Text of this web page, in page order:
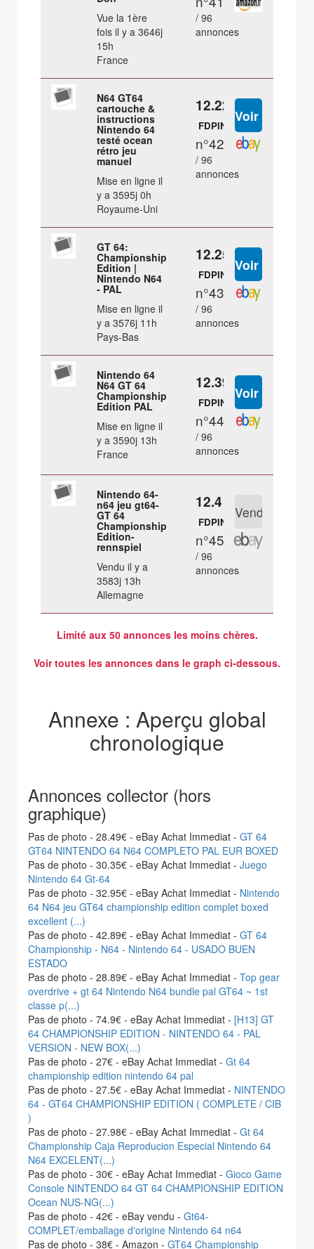
Vue la 1ère
fois il y a 3646j
15h
France
/ 96
annonces
N64 GT64
cartouche &
instructions
Nintendo 64
testé ocean
rétro jeu
manuel
Mise en ligne il
y a 3595j 0h
Royaume-Uni
12.22 €
FDPIN
n°42
/ 96
annonces
GT 64:
Championship
Edition |
Nintendo N64
- PAL
Mise en ligne il
y a 3576j 11h
Pays-Bas
12.25 €
FDPIN
n°43
/ 96
annonces
Nintendo 64
N64 GT 64
Championship
Edition PAL
Mise en ligne il
y a 3590j 13h
France
12.39 €
FDPIN
n°44
/ 96
annonces
Nintendo 64-
n64 jeu gt64-
GT 64
Championship
Edition-
rennspiel
Vendu il y a
3583j 13h
Allemagne
12.4 €
FDPIN
n°45
/ 96
annonces
Limité aux 50 annonces les moins chères.
Voir toutes les annonces dans le graph ci-dessous.
Annexe : Aperçu global
chronologique
Annonces collector (hors
graphique)
Pas de photo - 28.49€ - eBay Achat Immediat - GT 64
GT64 NINTENDO 64 N64 COMPLETO PAL EUR BOXED
Pas de photo - 30.35€ - eBay Achat Immediat - Juego
Nintendo 64 Gt-64
Pas de photo - 32.95€ - eBay Achat Immediat - Nintendo
64 N64 jeu GT64 championship edition complet boxed
excellent (...)
Pas de photo - 42.89€ - eBay Achat Immediat - GT 64
Championship - N64 - Nintendo 64 - USADO BUEN
ESTADO
Pas de photo - 28.89€ - eBay Achat Immediat - Top gear
overdrive + gt 64 Nintendo N64 bundle pal GT64 ~ 1st
classe p(...)
Pas de photo - 74.9€ - eBay Achat Immediat - [H13] GT
64 CHAMPIONSHIP EDITION - NINTENDO 64 - PAL
VERSION - NEW BOX(...)
Pas de photo - 27€ - eBay Achat Immediat - Gt 64
championship edition nintendo 64 pal
Pas de photo - 27.5€ - eBay Achat Immediat - NINTENDO
64 - GT64 CHAMPIONSHIP EDITION ( COMPLETE / CIB
)
Pas de photo - 27.98€ - eBay Achat Immediat - Gt 64
Championship Caja Reproducion Especial Nintendo 64
N64 EXCELENT(...)
Pas de photo - 30€ - eBay Achat Immediat - Gioco Game
Console NINTENDO 64 GT 64 CHAMPIONSHIP EDITION
Ocean NUS-NG(...)
Pas de photo - 42€ - eBay vendu - Gt64-
COMPLET/emballage d'origine Nintendo 64 n64
Pas de photo - 38€ - Amazon - GT64 Championship